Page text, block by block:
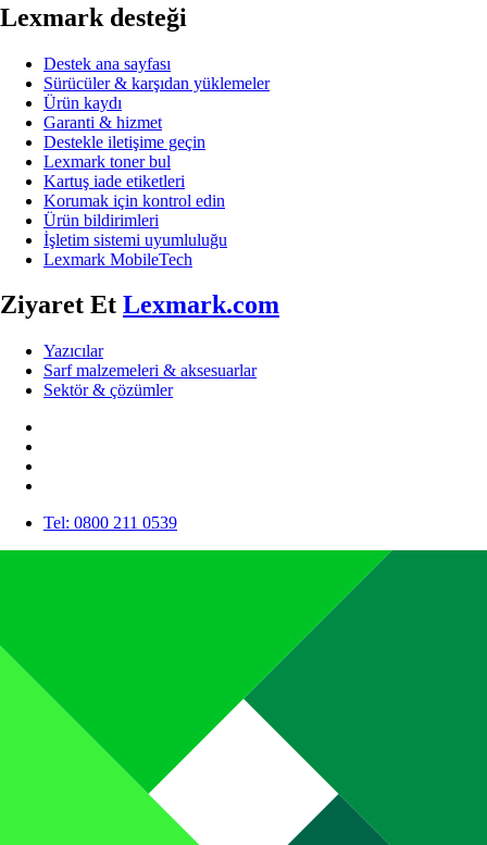
Lexmark desteği
Destek ana sayfası
Sürücüler & karşıdan yüklemeler
Ürün kaydı
Garanti & hizmet
Destekle iletişime geçin
Lexmark toner bul
Kartuş iade etiketleri
Korumak için kontrol edin
Ürün bildirimleri
İşletim sistemi uyumluluğu
Lexmark MobileTech
Ziyaret Et Lexmark.com
Yazıcılar
Sarf malzemeleri & aksesuarlar
Sektör & çözümler
Tel: 0800 211 0539